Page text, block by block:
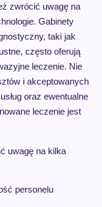
zwrócić uwagę na
Gabinety
taki jak
często oferują
leczenie. Nie
i akceptowanych
oraz ewentualne
leczenie jest
uwagę na kilka
personelu